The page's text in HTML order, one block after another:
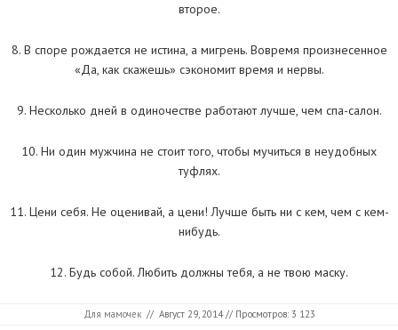
второе.
8. В споре рождается не истина, а мигрень. Вовремя произнесенное
«Да, как скажешь» сэкономит время и нервы.
9. Несколько дней в одиночестве работают лучше, чем спа-салон.
10. Ни один мужчина не стоит того, чтобы мучиться в неудобных
туфлях.
11. Цени себя. Не оценивай, а цени! Лучше быть ни с кем, чем с кем-
нибудь.
12. Будь собой. Любить должны тебя, а не твою маску.
Для мамочек // Август 29, 2014// Просмотров: 3 123